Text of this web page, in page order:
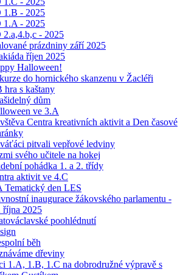
1.B - 2025
1.A - 2025
2.a,4.b,c - 2025
prázdniny září 2025
říjen 2025
Halloween!
do hornického skanzenu v Žacléři
hra s kaštany
dům
ve 3.A
Centra kreativních aktivit a Den časové
pitvali vepřové ledviny
svého učitele na hokej
pohádka 1. a 2. třídy
aktivit ve 4.C
Tematický den LES
inaugurace žákovského parlamentu -
října 2025
poohlédnutí
běh
dřeviny
1.A, 1.B, 1.C na dobrodružné výpravě s